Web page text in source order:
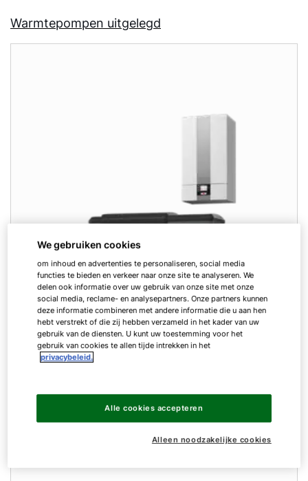
Warmtepompen uitgelegd
de favoriet. De monoblock is zeer efficiënt en
past naadloos in het designconcept van uw huis.
Met het warmtepompcentrum CHC-monoblock
We gebruiken cookies
om inhoud en advertenties te personaliseren, social media
functies te bieden en verkeer naar onze site te analyseren. We
delen ook informatie over uw gebruik van onze site met onze
social media, reclame- en analysepartners. Onze partners kunnen
deze informatie combineren met andere informatie die u aan hen
hebt verstrekt of die zij hebben verzameld in het kader van uw
gebruik van de diensten. U kunt uw toestemming voor het
gebruik van cookies te allen tijde intrekken in het
privacybeleid.
Alleen noodzakelijke cookies
Alle cookies accepteren